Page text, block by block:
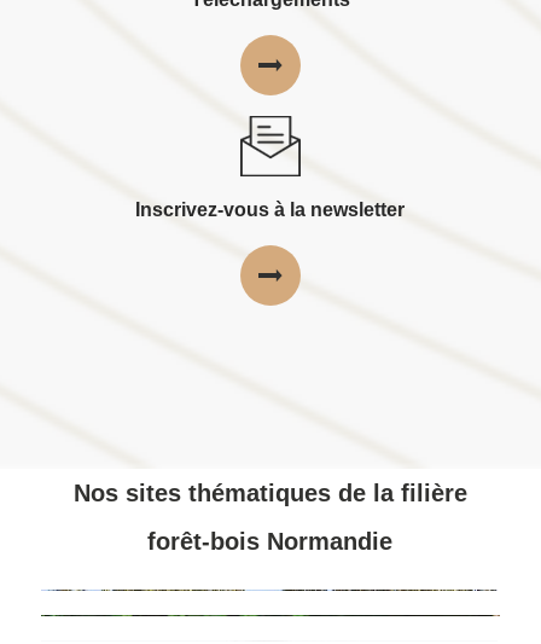
Inscrivez-vous à la newsletter
Nos sites thématiques de la filière
forêt-bois Normandie